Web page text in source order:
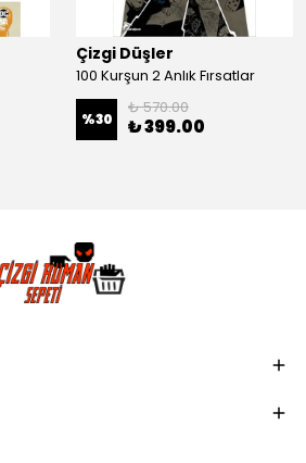
Çizgi Düşler
100 Kurşun 2 Anlık Fırsatlar
%30
₺ 570.00
₺ 399.00